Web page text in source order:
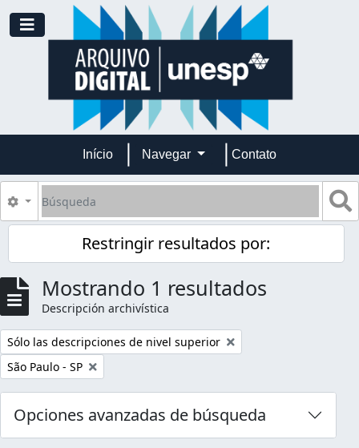
Skip to main content
Toggle navigation
Início Navegar Contato
Búsqueda
Search options
Restringir resultados por:
Mostrando 1 resultados
Descripción archivística
Remove filter:
Sólo las descripciones de nivel superior
Remove filter:
São Paulo - SP
Opciones avanzadas de búsqueda